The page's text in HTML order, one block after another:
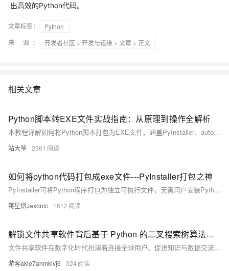
出高效的Python代码。
文章标签：
Python
来 源：
开发者社区 > 开发与运维 > 文章 > 正文
相关文章
Python脚本转EXE文件实战指南：从原理到操作全解析
本教程详解如何将Python脚本打包为EXE文件，涵盖PyInstaller、auto-py-to-exe和cx_Freeze三种工具，包含实战案例与常见问题解决方案，助你轻松发布独立运行的Python程序。
站大爷 2361
如何将python代码打包成exe文件---PyInstaller打包之神
PyInstaller可将Python程序打包为独立可执行文件，无需用户安装Python环境。它自动分析代码依赖，整合解释器、库及资源，支持一键生成exe，方便分发。使用pip安装后，通过简单命令即可完成打包，适合各类项目部署。
蒋星熠Jaxonic 1612
解锁文件共享软件背后基于 Python 的二叉搜索树算法密码
文件共享软件在数字化时代扮演着连接全球用户、促进知识与数据交流的重要角色。二叉搜索树作为一种高效的数据结构，通过有序存储和快速检索文件，极大提升了文件共享平台的性能。它依据文件名或时间戳等关键属性排序，支持高效插入、删除和查找操作，显著优化用户体验。本文还展示了用Python实现的简单二叉搜索树代码，帮助理解其工作原理，并展望了该算法在分布式计算和机器学习领域的未来应用前景。
游客akle7anmklvj6 324